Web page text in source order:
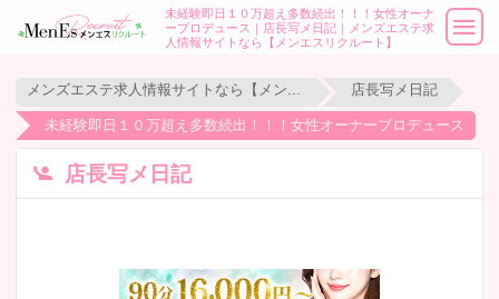
未経験即日１０万超え多数続出！！！女性オーナ
ープロデュース｜店長写メ日記｜メンズエステ求
人情報サイトなら【メンエスリクルート】
店長写メ日記
未経験即日１０万超え多数続出！！！女性オーナープロデュース
店長写メ日記